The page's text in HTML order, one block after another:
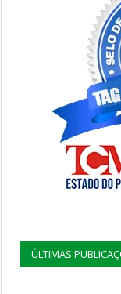
ÚLTIMAS